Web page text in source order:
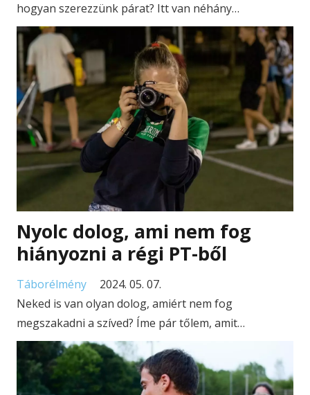
hogyan szerezzünk párat? Itt van néhány…
Nyolc dolog, ami nem fog
hiányozni a régi PT-ből
Táborélmény
2024. 05. 07.
Neked is van olyan dolog, amiért nem fog
megszakadni a szíved? Íme pár tőlem, amit…